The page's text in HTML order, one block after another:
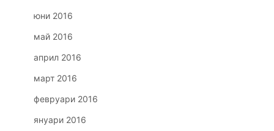
юни 2016
май 2016
април 2016
март 2016
февруари 2016
януари 2016